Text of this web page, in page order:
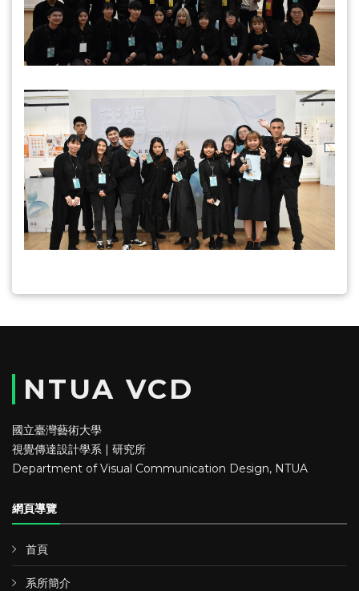
NTUA VCD
國立臺灣藝術大學
視覺傳達設計學系 | 研究所
Department of Visual Communication Design, NTUA
網頁導覽
首頁
系所簡介